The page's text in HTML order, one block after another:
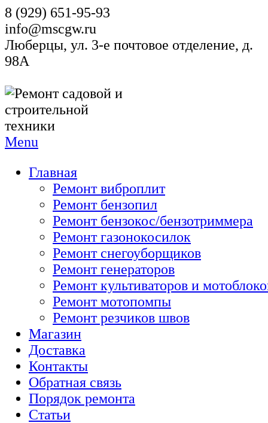
8 (929) 651-95-93
info@mscgw.ru
Люберцы, ул. 3-е почтовое отделение, д.
98А
Menu
Главная
Ремонт виброплит
Ремонт бензопил
Ремонт бензокос/бензотриммера
Ремонт газонокосилок
Ремонт снегоуборщиков
Ремонт генераторов
Ремонт культиваторов и
Ремонт мотопомпы
Ремонт резчиков швов
Магазин
Доставка
Контакты
Обратная связь
Порядок ремонта
Статьи